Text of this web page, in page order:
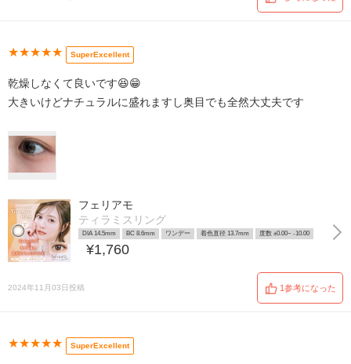
★★★★★ SuperExcellent
乾燥しなくて良いです😆😁
大きいけどナチュラルに盛れますし奥目でも全然大丈夫です
フェリアモ
ティラミスリング
DIA 14.5mm BC 8.6mm ワンデー 着色直径 13.7mm 度数 ±0.00~ -10.00
¥1,760
2024年11月03日投稿 1参考になった
★★★★★ SuperExcellent